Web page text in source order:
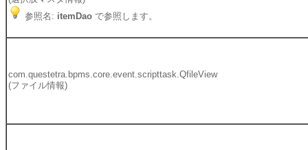
参照名: itemDao で参照します。
com.questetra.bpms.core.event.scripttask.QfileView
(ファイル情報)